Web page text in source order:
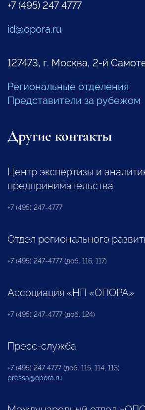
+7 (495) 247 4777
id@opora.ru
127473, г. Москва, 2-й
Региональные отделения
Представители за рубежом
Другие контакты
Центр экспертизы и
предпринимательства
+7 (495) 247-4777
Отдел регионального
+7 (495) 247-4777 (доб. 116, 117)
Ассоциация «НП «ОПОРА»
+7 (495) 247-4777 (доб. 124)
Пресс-служба
+7 (495) 247 4777 (доб. 115, 114, 113)
pressa@opora.ru